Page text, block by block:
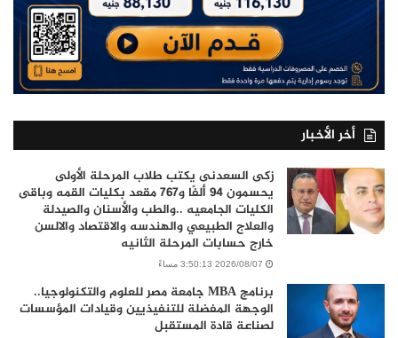
أخر الأخبار
زكى السعدنى يكتب طلاب المرحلة الأولى
يحسمون 94 ألفًا و767 مقعد بكليات القمه وباقى
الكليات الجامعيه ..والطب والأسنان والصيدلة
والعلاج الطبيعي والهندسه والاقتصاد والالسن
خارج حسابات المرحلة الثانيه
2026/08/07 3:50:13 مساءً
برنامج MBA جامعة مصر للعلوم والتكنولوجيا..
الوجهة المفضلة للتنفيذيين وقيادات المؤسسات
لصناعة قادة المستقبل